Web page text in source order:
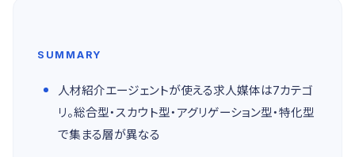
SUMMARY
人材紹介エージェントが使える求人媒体は7カテゴ
リ。総合型・スカウト型・アグリゲーション型・特化型
で集まる層が異なる